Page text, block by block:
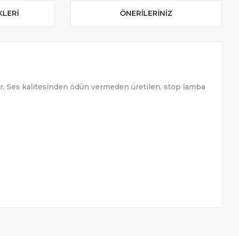
ÖNERILERINIZ
Ses kalitesinden ödün vermeden üretilen, stop lamba